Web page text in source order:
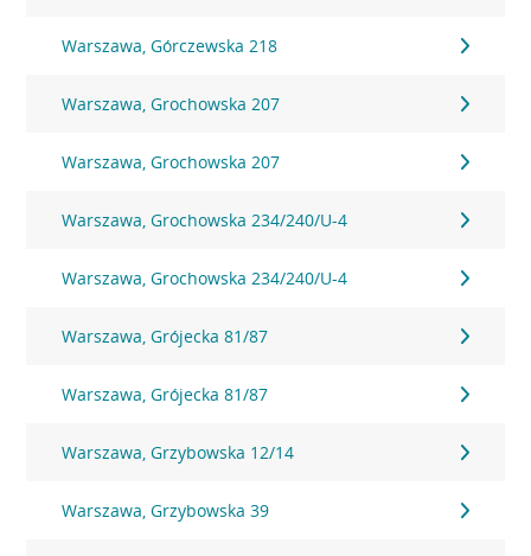
Warszawa, Górczewska 218
Warszawa, Grochowska 207
Warszawa, Grochowska 207
Warszawa, Grochowska 234/240/U-4
Warszawa, Grochowska 234/240/U-4
Warszawa, Grójecka 81/87
Warszawa, Grójecka 81/87
Warszawa, Grzybowska 12/14
Warszawa, Grzybowska 39